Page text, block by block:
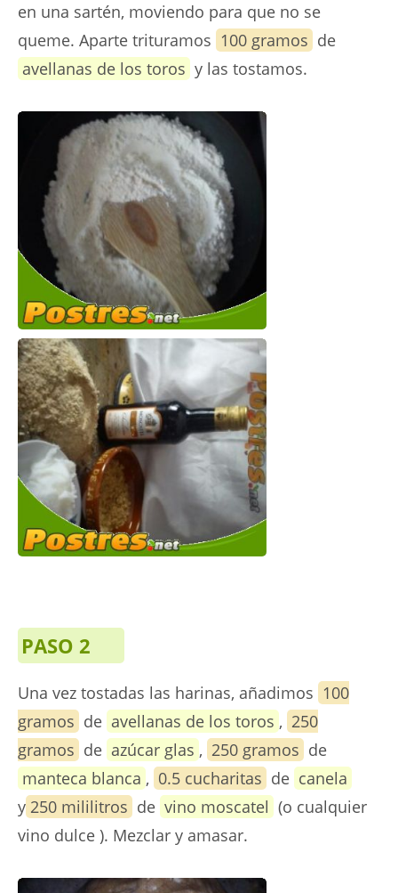
en una sartén, moviendo para que no se
queme. Aparte trituramos 100 gramos de
avellanas de los toros y las tostamos.
PASO 2
Una vez tostadas las harinas, añadimos 100
gramos de avellanas de los toros , 250
gramos de azúcar glas , 250 gramos de
manteca blanca , 0.5 cucharitas de canela
y 250 mililitros de vino moscatel (o cualquier
vino dulce ). Mezclar y amasar.